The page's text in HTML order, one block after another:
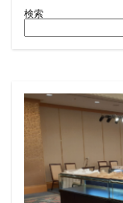
検索